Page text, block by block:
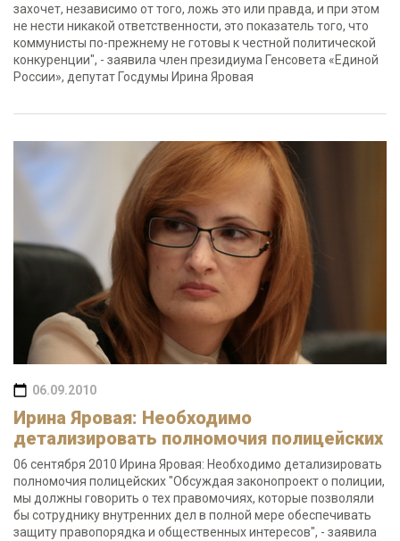
захочет, независимо от того, ложь это или правда, и при этом
не нести никакой ответственности, это показатель того, что
коммунисты по-прежнему не готовы к честной политической
конкуренции", - заявила член президиума Генсовета «Единой
России», депутат Госдумы Ирина Яровая
06.09.2010
Ирина Яровая: Необходимо
детализировать полномочия полицейских
06 сентября 2010 Ирина Яровая: Необходимо детализировать
полномочия полицейских "Обсуждая законопроект о полиции,
мы должны говорить о тех правомочиях, которые позволяли
бы сотруднику внутренних дел в полной мере обеспечивать
защиту правопорядка и общественных интересов", - заявила